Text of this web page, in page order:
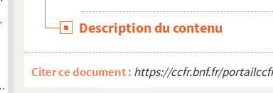
à l’abbaye de Saint-Césaire
Description du contenu
Citer ce document : https://ccfr.bnf.fr/